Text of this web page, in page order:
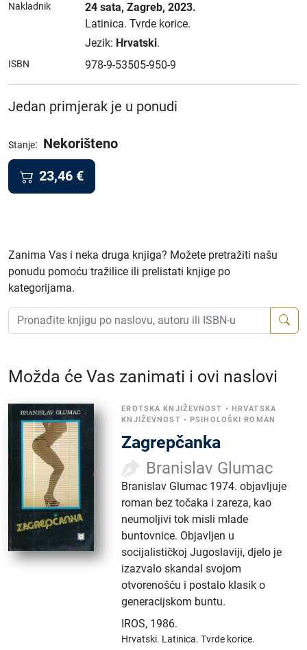
Nakladnik 24 sata, Zagreb, 2023.
Latinica. Tvrde korice.
Jezik: Hrvatski.
ISBN 978-9-53505-950-9
Jedan primjerak je u ponudi
Stanje: Nekorišteno
23,46 €
Zanima Vas i neka druga knjiga? Možete pretražiti našu
ponudu pomoću tražilice ili prelistati knjige po
kategorijama.
Možda će Vas zanimati i ovi naslovi
EROTSKA KNJIŽEVNOST • HRVATSKA
KNJIŽEVNOST •PSIHOLOŠKI ROMAN
Zagrepčanka
Branislav Glumac
Branislav Glumac 1974. objavljuje
roman bez točaka i zareza, kao
neumoljivi tok misli mlade
buntovnice. Objavljen u
socijalističkoj Jugoslaviji, djelo je
izazvalo skandal svojom
otvorenošću i postalo klasik o
generacijskom buntu.
IROS, 1986.
Hrvatski. Latinica.Tvrde korice.